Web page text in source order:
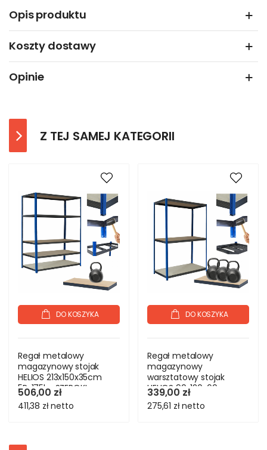
Opis produktu
Koszty dostawy
Opinie
Z TEJ SAMEJ KATEGORII
DO KOSZYKA
Regał metalowy
magazynowy stojak
HELIOS 213x150x35cm
5Px175kg SZEROKI
MOCNY
506,00 zł
411,38 złnetto
DO KOSZYKA
Regał metalowy
magazynowy
warsztatowy stojak
HELIOS 90x120x60cm
3Px350kg
339,00 zł
275,61 złnetto